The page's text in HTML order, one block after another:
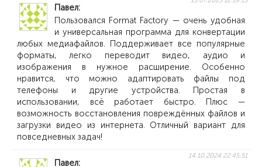
Павел
Пользовался Format Factory — очень удобная
и универсальная программа для конвертации
любых медиафайлов. Поддерживает все популярные
форматы, легко переводит видео, аудио и
изображения в нужное расширение. Особенно
нравится, что можно адаптировать файлы под
телефоны и другие устройства. Простая в
использовании, всё работает быстро. Плюс —
возможность восстановления повреждённых файлов и
загрузки видео из интернета. Отличный вариант для
повседневных задач!
Павел
14.10.2024 22:45:51